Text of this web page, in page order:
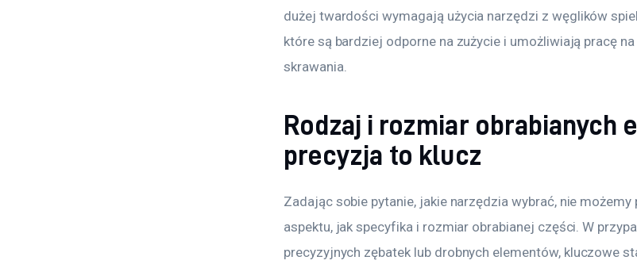
dużej twardości wymagają użycia narzędzi z węglików
które są bardziej odporne na zużycie i umożliwiają pracę
skrawania.
Rodzaj i rozmiar obrabianych
precyzja to klucz
Zadając sobie pytanie, jakie narzędzia wybrać, nie
aspektu, jak specyfika i rozmiar obrabianej części. W
precyzyjnych zębatek lub drobnych elementów, kluczowe